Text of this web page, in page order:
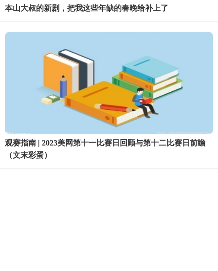
本山大叔的新剧，把我这些年缺的春晚给补上了
观赛指南 | 2023美网第十一比赛日回顾与第十二比赛日前瞻
（文末彩蛋）